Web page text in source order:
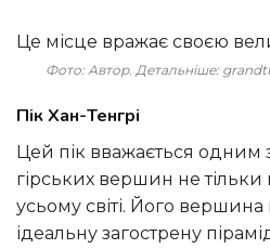
Це місце вражає своєю
Фото: Автор. Детальніше:
Пік Хан-Тенгрі
Цей пік вважається одним з найкрасивіших
гірських вершин не тільки
усьому світі. Його
ідеальну загострену